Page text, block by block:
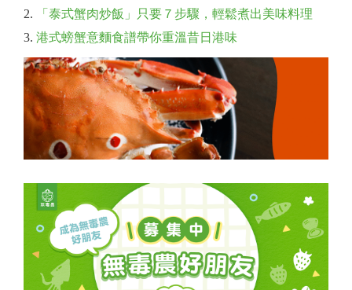
「泰式蟹肉炒飯」只要７步驟，輕鬆煮出美味料理
港式螃蟹意麵食譜帶你重溫昔日港味